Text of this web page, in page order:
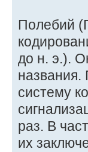
Полебий
до н. э.).
систему
раз. В
их